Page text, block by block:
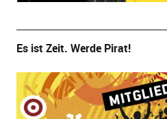
Es ist Zeit. Werde Pirat!